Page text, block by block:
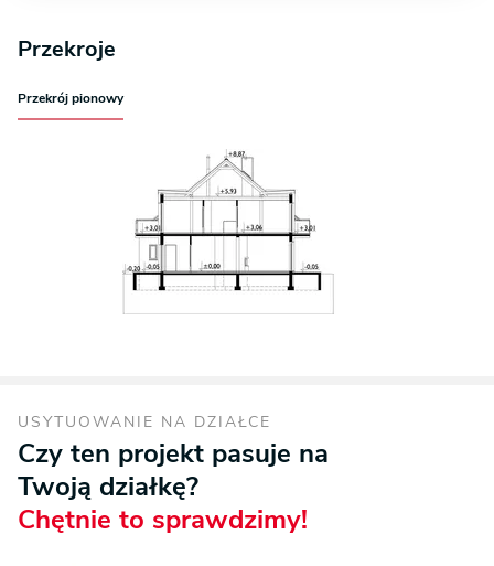
Przekroje
Przekrój pionowy
USYTUOWANIE NA DZIAŁCE
Czy ten projekt pasuje na
Twoją działkę?
Chętnie to sprawdzimy!